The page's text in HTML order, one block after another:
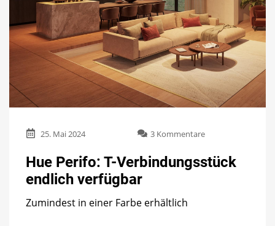
25. Mai 2024 3 Kommentarezu
Perifo:
T-
Hue Perifo: T-Verbindungsstück
endlich verfügbar
Zumindest in einer Farbe erhältlich